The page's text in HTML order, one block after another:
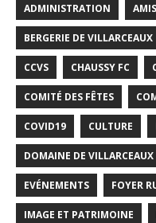
ADMINISTRATION
BERGERIE DE VILLARCEAUX
CCVS CHAUSSY FC
COMITÉ DES FÊTES
COVID19 CULTURE
DOMAINE DE VILLARCEAUX
EVÉNEMENTS FOYER
IMAGE ET PATRIMOINE